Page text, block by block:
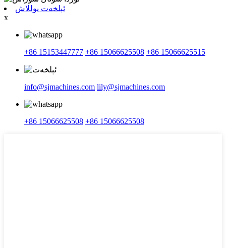
ئېلخەت يوللاش
x
+86 15153447777 +86 15066625508 +86 15066625515
info@sjmachines.com lily@sjmachines.com
+86 15066625508 +86 15066625508